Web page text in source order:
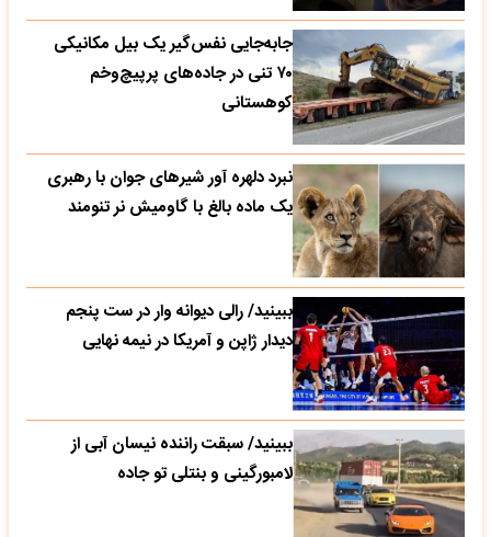
جابه‌جایی نفس‌گیر یک بیل مکانیکی
۷۰ تنی در جاده‌های پرپیچ‌وخم
کوهستانی
نبرد دلهره آور شیرهای جوان با رهبری
یک ماده بالغ با گاومیش نر تنومند
ببینید/ رالی دیوانه وار در ست پنجم
دیدار ژاپن و آمریکا در نیمه نهایی
ببینید/ سبقت راننده نیسان آبی از
لامبورگینی و بنتلی تو جاده